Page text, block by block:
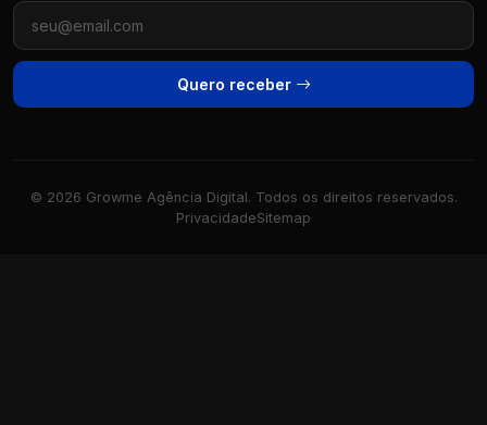
Quero receber
© 2026 Growme Agência Digital. Todos os direitos reservados.
PrivacidadeSitemap